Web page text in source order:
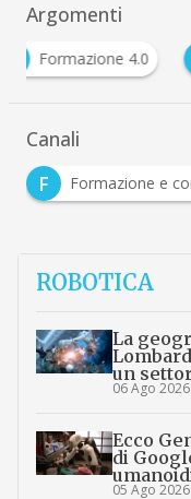
Argomenti
Formazione 4.0 O
Canali
F
Formazione e
ROBOTICA
La
un
06 Ago 2026
Ecco
di
05 Ago 2026